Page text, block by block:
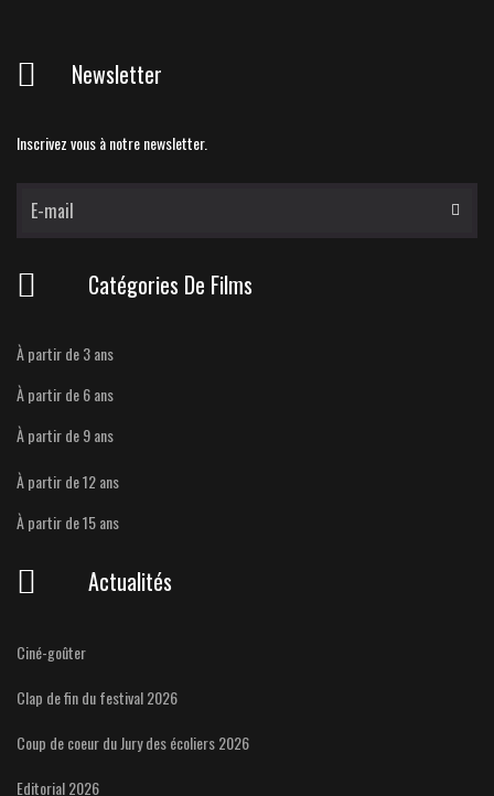
Newsletter
Inscrivez vous à notre newsletter.
Catégories De Films
À partir de 3 ans
À partir de 6 ans
À partir de 9 ans
À partir de 12 ans
À partir de 15 ans
Actualités
Ciné-goûter
Clap de fin du festival 2026
Coup de coeur du Jury des écoliers 2026
Editorial 2026